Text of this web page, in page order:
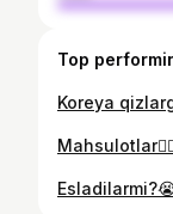
Top
Koreya